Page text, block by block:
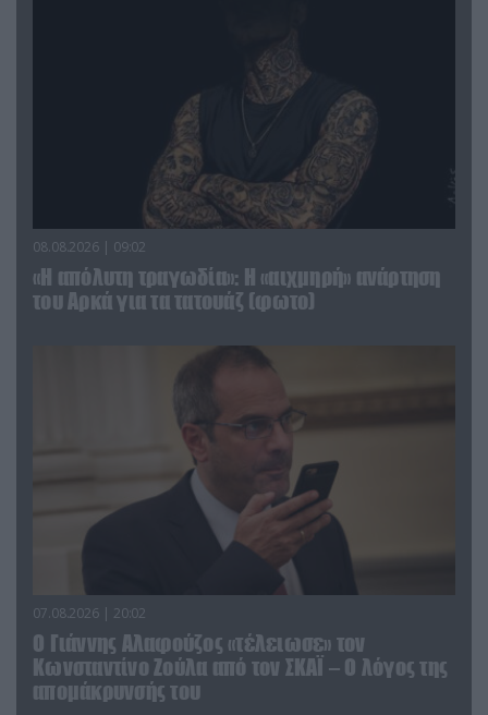
08.08.2026 | 09:02
«Η απόλυτη τραγωδία»: Η «αιχμηρή» ανάρτηση
του Αρκά για τα τατουάζ (φωτο)
07.08.2026 | 20:02
Ο Γιάννης Αλαφούζος «τέλειωσε» τον
Κωνσταντίνο Ζούλα από τον ΣΚΑΪ – Ο λόγος της
απομάκρυνσής του